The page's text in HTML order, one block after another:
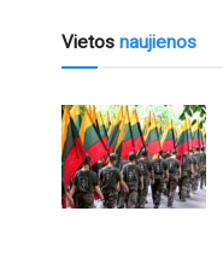
Vietos naujienos